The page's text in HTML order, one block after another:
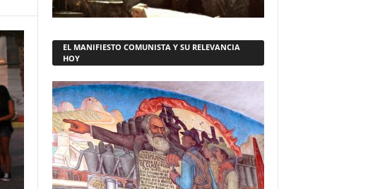
EL MANIFIESTO COMUNISTA Y SU RELEVANCIA
HOY